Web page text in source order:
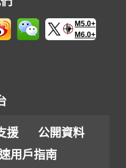
M5.0+
M6.0+
援
公開資料
用戶指南